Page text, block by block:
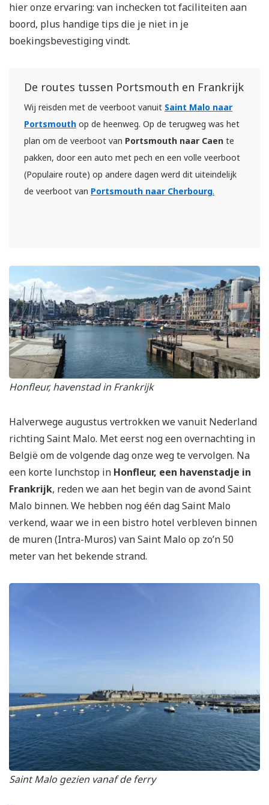
hier onze ervaring: van inchecken tot faciliteiten aan
boord, plus handige tips die je niet in je
boekingsbevestiging vindt.
De routes tussen Portsmouth en Frankrijk
Wij reisden met de veerboot vanuit Saint Malo naar
Portsmouth op de heenweg. Op de terugweg was het
plan om de veerboot van Portsmouth naar Caen te
pakken, door een auto met pech en een volle veerboot
(Populaire route) op andere dagen werd dit uiteindelijk
de veerboot van Portsmouth naar Cherbourg.
Honfleur, havenstad in Frankrijk
Halverwege augustus vertrokken we vanuit Nederland
richting Saint Malo. Met eerst nog een overnachting in
België om de volgende dag onze weg te vervolgen. Na
een korte lunchstop in Honfleur, een havenstadje in
Frankrijk, reden we aan het begin van de avond Saint
Malo binnen. We hebben nog één dag Saint Malo
verkend, waar we in een bistro hotel verbleven binnen
de muren (Intra-Muros) van Saint Malo op zo’n 50
meter van het bekende strand.
Saint Malo gezien vanaf de ferry